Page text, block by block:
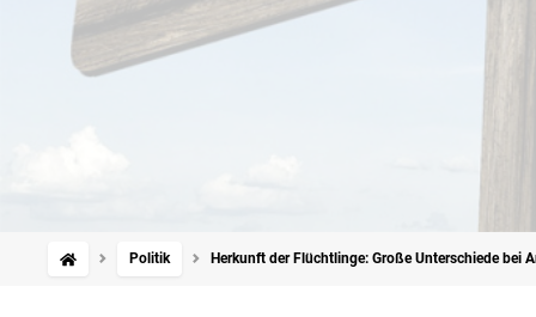
Politik Herkunft der Flüchtlinge: Große Unterschiede bei